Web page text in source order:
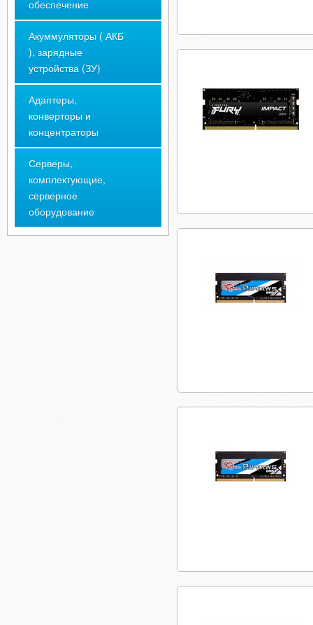
обеспечение
Акуммуляторы ( АКБ
), зарядные
устройства (ЗУ)
Адаптеры,
конверторы и
концентраторы
Серверы,
комплектующие,
серверное
оборудование